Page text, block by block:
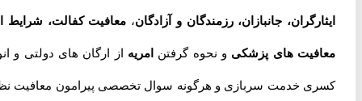
ایثارگران، جانبازان، رزمندگان و آزادگان،معافیت کفالت، شرایط اخذ
معافیت های پزشکیو نحوه گرفتن امریهاز ارگان های دولتی و انواع
کسری خدمت سربازی و هرگونه سوال تخصصی پیرامون معافیت نظام